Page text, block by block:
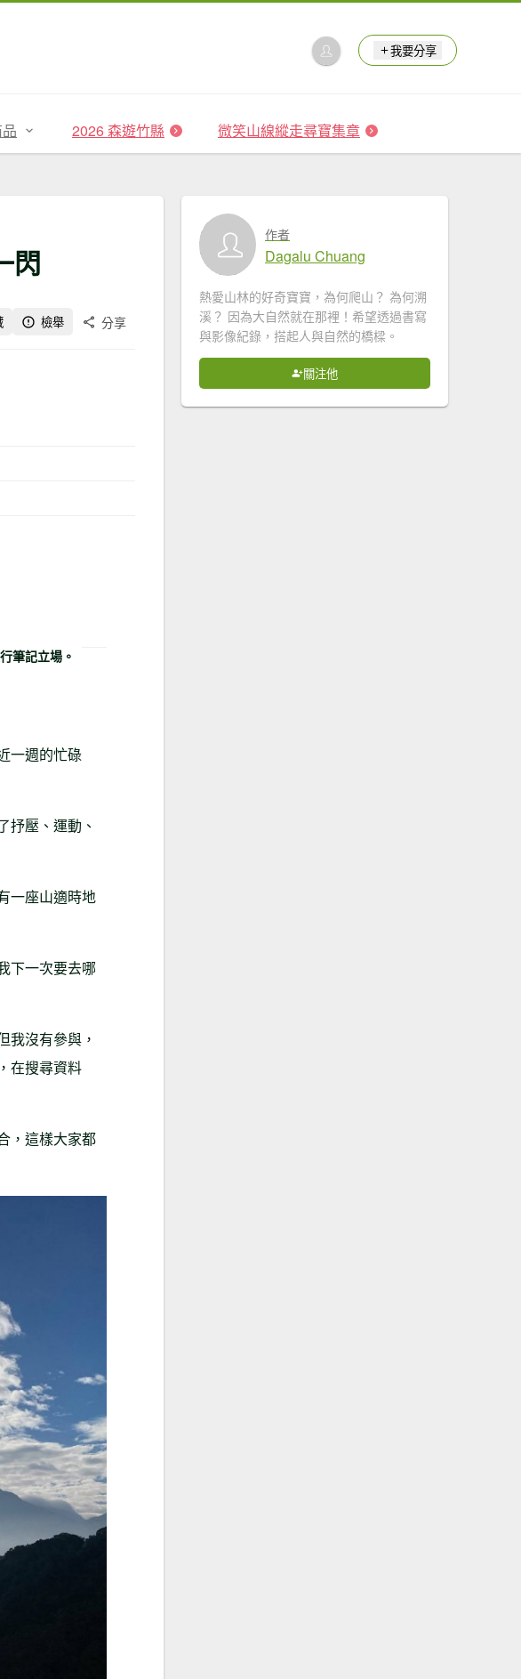
我要分享
2026 森遊竹縣 微笑山線縱走尋寶集章
閃
檢舉 分享
筆記立場。
一週的忙碌
抒壓、運動、
一座山適時地
下一次要去哪
我沒有參與，
在搜尋資料
，這樣大家都
作者
Dagalu Chuang
熱愛山林的好奇寶寶，為何爬山？ 為何溯
溪？ 因為大自然就在那裡！希望透過書寫
與影像紀錄，搭起人與自然的橋樑。
關注他